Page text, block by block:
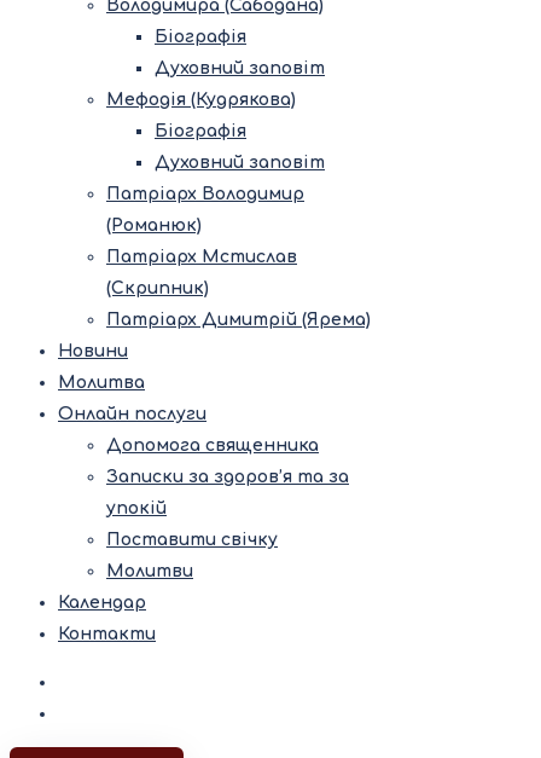
Володимира (Сабодана)
Біографія
Духовний заповіт
Мефодія (Кудрякова)
Біографія
Духовний заповіт
Патріарх Володимир
(Романюк)
Патріарх Мстислав
(Скрипник)
Патріарх Димитрій (Ярема)
Новини
Молитва
Онлайн послуги
Допомога священника
Записки за здоров’я та за
упокій
Поставити свічку
Молитви
Календар
Контакти